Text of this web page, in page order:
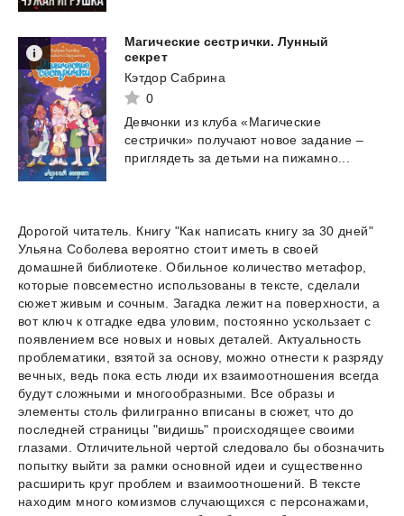
Магические сестрички. Лунный
секрет
Кэтдор Сабрина
0
Девчонки из клуба «Магические
сестрички» получают новое задание –
приглядеть за детьми на пижамно...
Дорогой читатель. Книгу "Как написать книгу за 30 дней"
Ульяна Соболева вероятно стоит иметь в своей
домашней библиотеке. Обильное количество метафор,
которые повсеместно использованы в тексте, сделали
сюжет живым и сочным. Загадка лежит на поверхности, а
вот ключ к отгадке едва уловим, постоянно ускользает с
появлением все новых и новых деталей. Актуальность
проблематики, взятой за основу, можно отнести к разряду
вечных, ведь пока есть люди их взаимоотношения всегда
будут сложными и многообразными. Все образы и
элементы столь филигранно вписаны в сюжет, что до
последней страницы "видишь" происходящее своими
глазами. Отличительной чертой следовало бы обозначить
попытку выйти за рамки основной идеи и существенно
расширить круг проблем и взаимоотношений. В тексте
находим много комизмов случающихся с персонажами,